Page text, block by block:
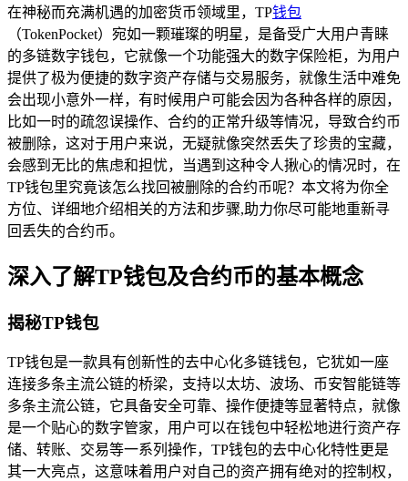
在神秘而充满机遇的加密货币领域里，TP钱包
（TokenPocket）宛如一颗璀璨的明星，是备受广大用户青睐
的多链数字钱包，它就像一个功能强大的数字保险柜，为用户
提供了极为便捷的数字资产存储与交易服务，就像生活中难免
会出现小意外一样，有时候用户可能会因为各种各样的原因，
比如一时的疏忽误操作、合约的正常升级等情况，导致合约币
被删除，这对于用户来说，无疑就像突然丢失了珍贵的宝藏，
会感到无比的焦虑和担忧，当遇到这种令人揪心的情况时，在
TP钱包里究竟该怎么找回被删除的合约币呢？本文将为你全
方位、详细地介绍相关的方法和步骤,助力你尽可能地重新寻
回丢失的合约币。
深入了解TP钱包及合约币的基本概念
揭秘TP钱包
TP钱包是一款具有创新性的去中心化多链钱包，它犹如一座
连接多条主流公链的桥梁，支持以太坊、波场、币安智能链等
多条主流公链，它具备安全可靠、操作便捷等显著特点，就像
是一个贴心的数字管家，用户可以在钱包中轻松地进行资产存
储、转账、交易等一系列操作，TP钱包的去中心化特性更是
其一大亮点，这意味着用户对自己的资产拥有绝对的控制权，